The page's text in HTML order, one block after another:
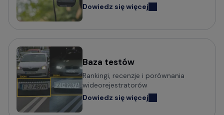
Dowiedz się więcej
Baza testów
Rankingi, recenzje i porównania
wideorejestratorów
Dowiedz się więcej